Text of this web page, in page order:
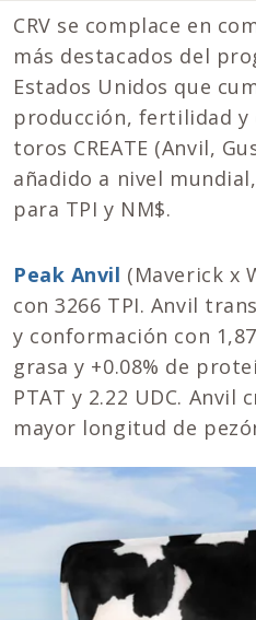
CRV se complace en
más destacados del
Estados Unidos que
producción, fertilidad y
toros CREATE (Anvil,
añadido a nivel
para TPI y NM$.
Peak Anvil (Maverick x
con 3266 TPI. Anvil
y conformación con
grasa y +0.08% de
PTAT y 2.22 UDC. Anvil
mayor longitud de